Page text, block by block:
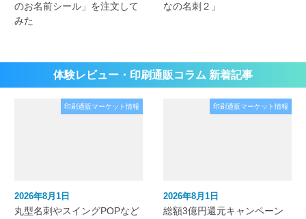
のお名前シール」を注文して
みた
なの名刺２」
体験レビュー・印刷通販コラム 新着記事
印刷通販マーケット情報
2026年8月1日
丸型名刺やスイングPOPなど
印刷通販マーケット情報
2026年8月1日
総額3億円還元キャンペーン